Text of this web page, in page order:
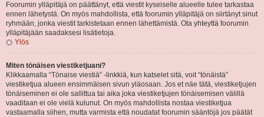
Foorumin ylläpitäjä on päättänyt, että viestit kyseiselle alueelle tulee tarkastaa
ennen lähetystä. On myös mahdollista, että foorumin ylläpitäjä on siirtänyt sinut
ryhmään, jonka viestit tarkistetaan ennen lähettämistä. Ota yhteyttä foorumin
ylläpitäjään saadaksesi lisätietoja.
Ylös
Miten tönäisen viestiketjuani?
Klikkaamalla “Tönaise viestiä” -linkkiä, kun katselet sitä, voit “tönäistä”
viestiketjua alueen ensimmäisen sivun yläosaan. Jos et näe tätä, viestiketjujen
tönäiseminen ei ole sallittua tai aika joka viestiketjujen tönäisemisen välillä
vaaditaan ei ole vielä kulunut. On myös mahdollista nostaa viestiketjua
vastaamalla siihen, mutta varmista että noudatat foorumin sääntöjä jos päätät